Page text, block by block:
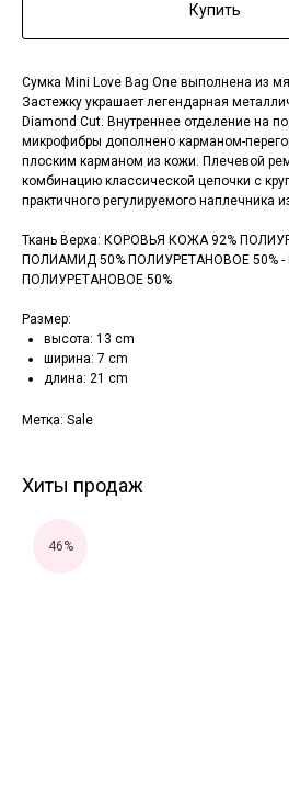
Купить
Сумка Mini Love Bag One выполнена из
Застежку украшает легендарная
Diamond Cut. Внутреннее отделение на
микрофибры дополнено карманом-
плоским карманом из кожи. Плечевой
комбинацию классической цепочки с
практичного регулируемого наплечника
Ткань Верха: КОРОВЬЯ КОЖА 92%
ПОЛИАМИД 50% ПОЛИУРЕТАНОВОЕ 50% -
ПОЛИУРЕТАНОВОЕ 50%
Размер:
высота: 13 cm
ширина: 7 cm
длина: 21 cm
Метка: Sale
Хиты продаж
46%